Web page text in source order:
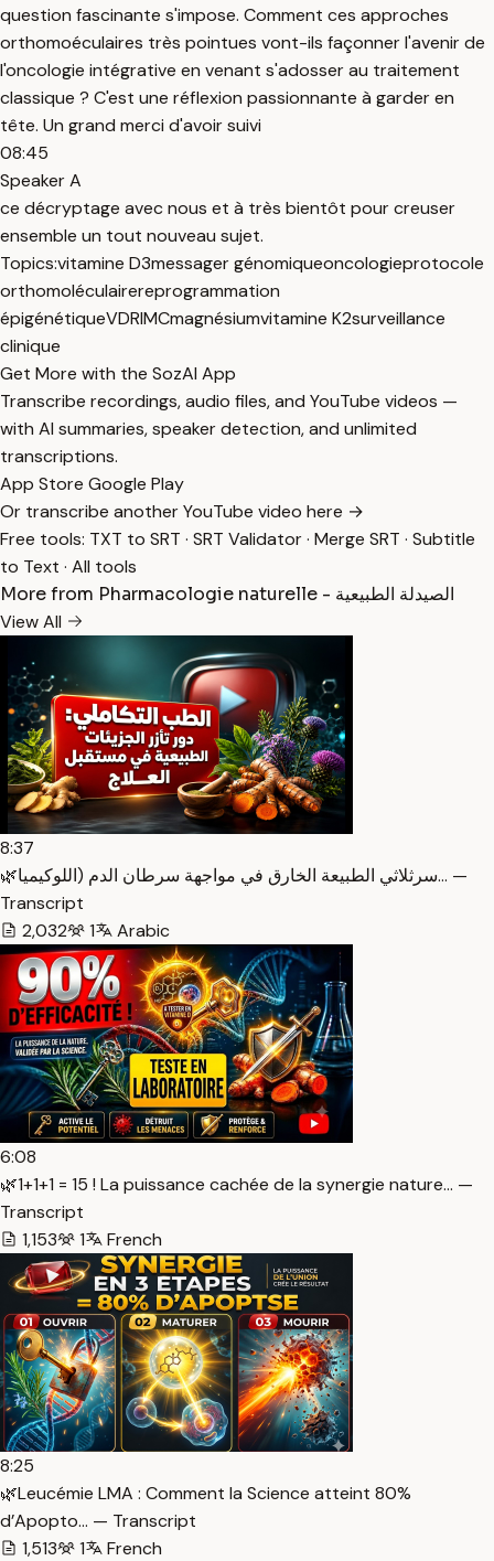
question fascinante s'impose. Comment ces approches
orthomoéculaires très pointues vont-ils façonner l'avenir de
l'oncologie intégrative en venant s'adosser au traitement
classique ? C'est une réflexion passionnante à garder en
tête. Un grand merci d'avoir suivi
08:45
Speaker A
ce décryptage avec nous et à très bientôt pour creuser
ensemble un tout nouveau sujet.
Topics:vitamine D3messager génomiqueoncologieprotocole
orthomoléculairereprogrammation
épigénétiqueVDRIMCmagnésiumvitamine K2surveillance
clinique
Get More with the SozAI App
Transcribe recordings, audio files, and YouTube videos —
with AI summaries, speaker detection, and unlimited
transcriptions.
App Store Google Play
Or transcribe another YouTube video here →
Free tools: TXT to SRT · SRT Validator· Merge SRT · Subtitle
to Text · All tools
More from Pharmacologie naturelle - الصيدلة الطبيعية
View All
8:37
🌿سرثلاثي الطبيعة الخارق في مواجهة سرطان الدم (اللوكيميا… —
Transcript
2,032
1 Arabic
6:08
🌿1+1+1 = 15 ! La puissance cachée de la synergie nature… —
Transcript
1,153
1 French
8:25
🌿Leucémie LMA : Comment la Science atteint 80%
d’Apopto… — Transcript
1,513
1 French